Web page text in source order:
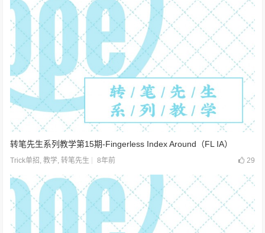
转笔先生系列教学第15期-Fingerless Index Around（FL IA）
Trick单招,教学,转笔先生 8年前 29